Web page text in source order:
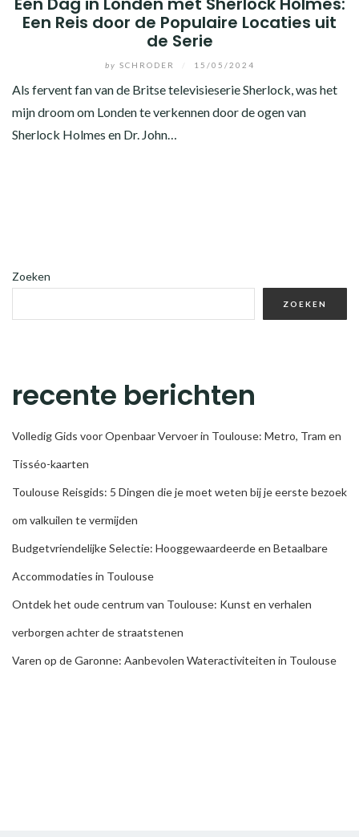
Een Reis door de Populaire Locaties uit
de Serie
by SCHRODER 15/05/2024
Als fervent fan van de Britse televisieserie Sherlock, was het
mijn droom om Londen te verkennen door de ogen van
Sherlock Holmes en Dr. John…
Zoeken
ZOEKEN
recente berichten
Volledig Gids voor Openbaar Vervoer in Toulouse: Metro, Tram en
Tisséo-kaarten
Toulouse Reisgids: 5 Dingen die je moet weten bij je eerste bezoek
om valkuilen te vermijden
Budgetvriendelijke Selectie: Hooggewaardeerde en Betaalbare
Accommodaties in Toulouse
Ontdek het oude centrum van Toulouse: Kunst en verhalen
verborgen achter de straatstenen
Varen op de Garonne: Aanbevolen Wateractiviteiten in Toulouse